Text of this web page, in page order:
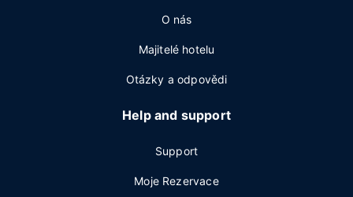
O nás
Majitelé hotelu
Otázky a odpovědi
Help and support
Support
Moje Rezervace